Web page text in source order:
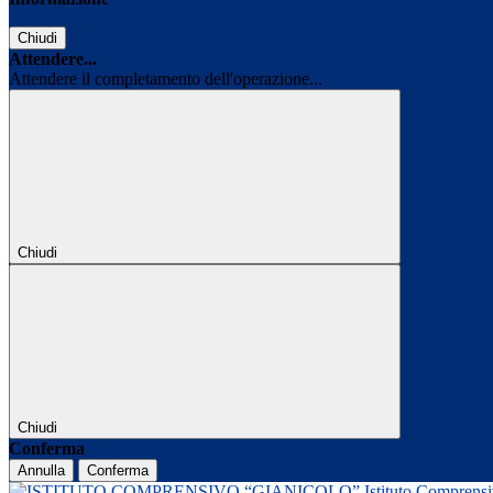
Chiudi
Attendere...
Attendere il completamento dell'operazione...
Chiudi
Chiudi
Conferma
Annulla Conferma